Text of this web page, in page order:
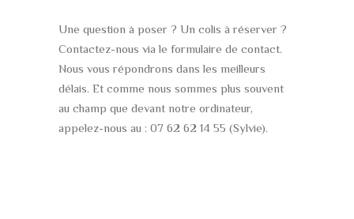
Une question à poser ? Un colis à réserver ?
Contactez-nous via le formulaire de contact.
Nous vous répondrons dans les meilleurs
délais. Et comme nous sommes plus souvent
au champ que devant notre ordinateur,
appelez-nous au : 07 62 62 14 55 (Sylvie).